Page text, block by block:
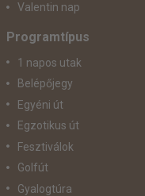
Valentin nap
Programtípus
1 napos utak
Belépőjegy
Egyéni út
Egzotikus út
Fesztiválok
Golfút
Gyalogtúra